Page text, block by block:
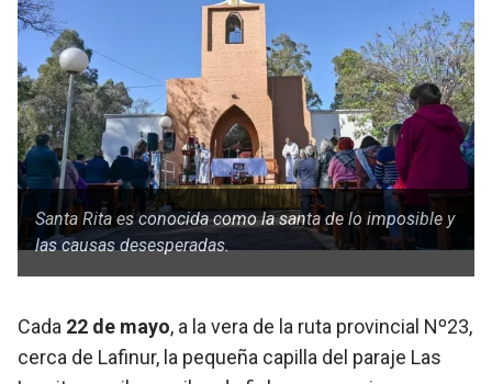
Santa Rita es conocida como la santa de lo imposible y
las causas desesperadas.
Cada 22 de mayo, a la vera de la ruta provincial Nº23,
cerca de Lafinur, la pequeña capilla del paraje Las